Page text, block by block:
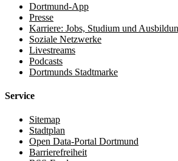
Dortmund-App
Presse
Karriere: Jobs, Studium und
Soziale Netzwerke
Livestreams
Podcasts
Dortmunds Stadtmarke
Service
Sitemap
Stadtplan
Open Data-Portal Dortmund
Barrierefreiheit